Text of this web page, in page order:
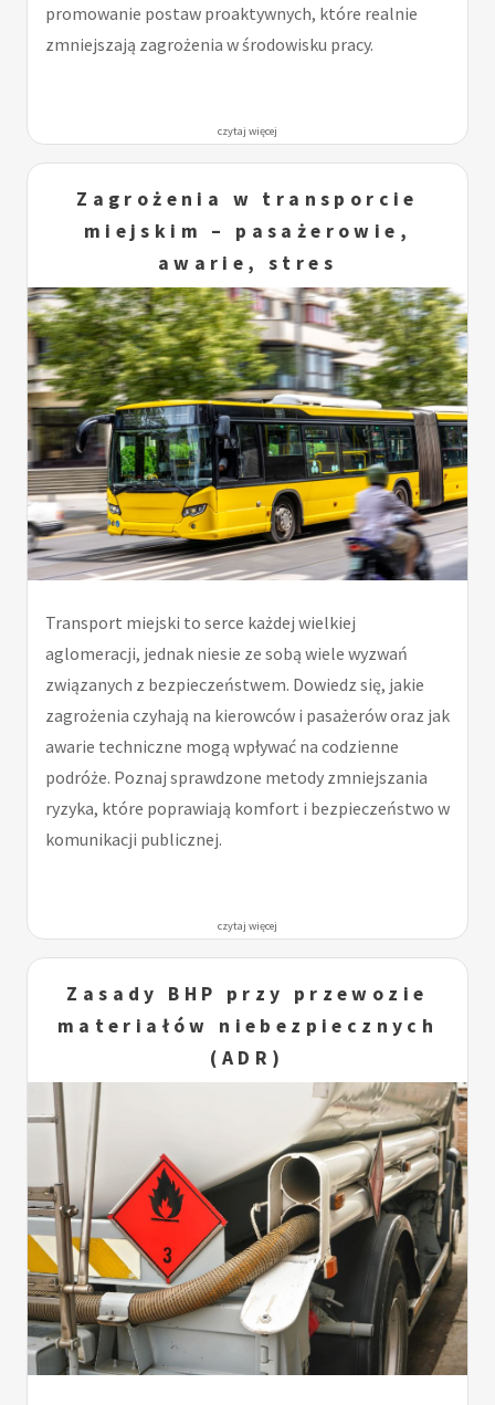
promowanie postaw proaktywnych, które realnie
zmniejszają zagrożenia w środowisku pracy.
czytaj więcej
Zagrożenia w transporcie
miejskim – pasażerowie,
awarie, stres
Transport miejski to serce każdej wielkiej
aglomeracji, jednak niesie ze sobą wiele wyzwań
związanych z bezpieczeństwem. Dowiedz się, jakie
zagrożenia czyhają na kierowców i pasażerów oraz jak
awarie techniczne mogą wpływać na codzienne
podróże. Poznaj sprawdzone metody zmniejszania
ryzyka, które poprawiają komfort i bezpieczeństwo w
komunikacji publicznej.
czytaj więcej
Zasady BHP przy przewozie
materiałów niebezpiecznych
(ADR)